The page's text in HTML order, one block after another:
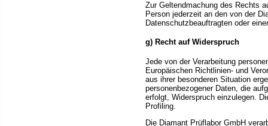
Zur Geltendmachung des Rechts
Person jederzeit an den von der
Datenschutzbeauftragten oder
g) Recht auf Widerspruch
Jede von der Verarbeitung
Europäischen Richtlinien- und
aus ihrer besonderen Situation
personenbezogener Daten, die
erfolgt, Widerspruch einzulegen.
Profiling.
Die Diamant Prüflabor GmbH